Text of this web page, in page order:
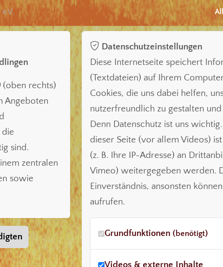
(oben rechts)
Angeboten
die
sind.
zentralen
sowie
Datenschutzeinstellungen
Diese Internetseite speichert
(Textdateien) auf Ihrem
Cookies, die uns dabei helfen,
nutzerfreundlich zu gestalten
Denn Datenschutz ist uns
dieser Seite (vor allem Videos)
(z. B. Ihre IP-Adresse) an
Vimeo) weitergegeben werden.
Einverständnis, ansonsten
aufrufen.
Grundfunktionen (benötigt)
Videos & externe Inhalte